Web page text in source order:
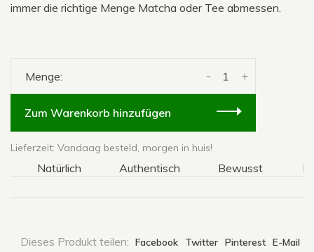
immer die richtige Menge Matcha oder Tee abmessen.
Menge: +
-
Zum Warenkorb hinzufügen
Lieferzeit: Vandaag besteld, morgen in huis!
Natürlich Authentisch Bewusst
Dieses Produkt teilen: Facebook Twitter Pinterest E-Mail